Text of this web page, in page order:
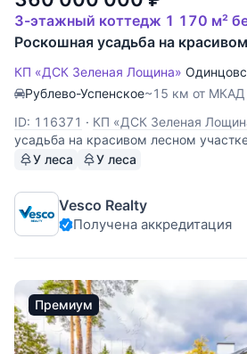
3-этажный коттедж 1 170 м²
Роскошная усадьба на
КП «ДСК Зеленая Лощина»
Рублево-Успенское~15 км от МКАД
ID: 116371 · КП «ДСК Зеленая
усадьба на красивом лесном
кирпичный дом - 900 кв.м,
кирпичный дом - 120 кв.м., закрытая
беседка с камином и с TV, открытая
У леса У леса
Vesco Realty
Получена аккредитация
Премиум